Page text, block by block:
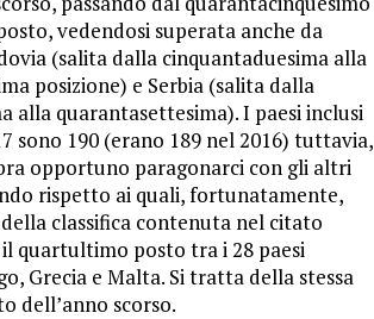
vedendosi superata anche da
(salita dalla cinquantaduesima alla
posizione) e Serbia (salita dalla
alla quarantasettesima). I paesi inclusi
sono 190 (erano 189 nel 2016) tuttavia,
opportuno paragonarci con gli altri
rispetto ai quali, fortunatamente,
classifica contenuta nel citato
quartultimo posto tra i 28 paesi
Grecia e Malta. Si tratta della stessa
dell’anno scorso.